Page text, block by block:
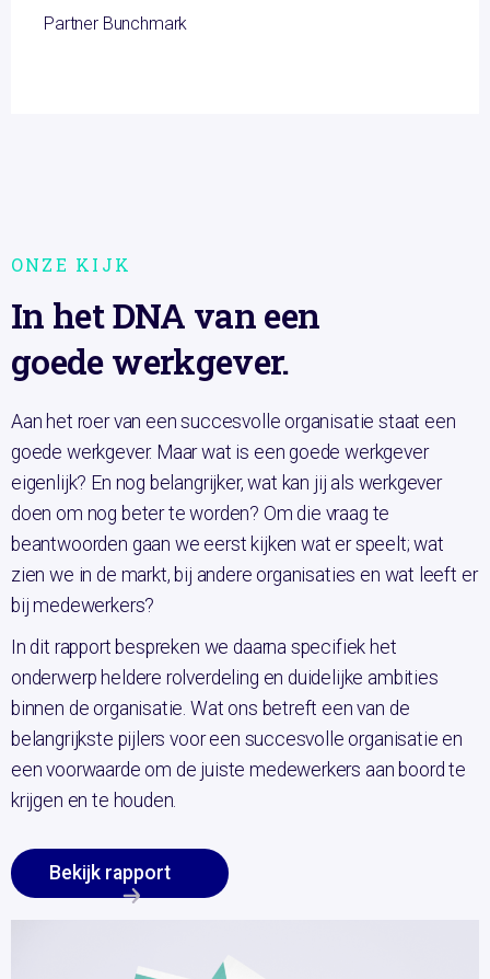
Partner Bunchmark
ONZE KIJK
In het DNA van een
goede werkgever.
Aan het roer van een succesvolle organisatie staat een
goede werkgever. Maar wat is een goede werkgever
eigenlijk? En nog belangrijker, wat kan jij als werkgever
doen om nog beter te worden? Om die vraag te
beantwoorden gaan we eerst kijken wat er speelt; wat
zien we in de markt, bij andere organisaties en wat leeft er
bij medewerkers?
In dit rapport bespreken we daarna specifiek het
onderwerp heldere rolverdeling en duidelijke ambities
binnen de organisatie. Wat ons betreft een van de
belangrijkste pijlers voor een succesvolle organisatie en
een voorwaarde om de juiste medewerkers aan boord te
krijgen en te houden.
Bekijk rapport